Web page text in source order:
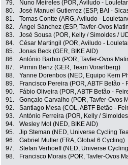
79.
Nuno Meireles (POR, Aviludo -
80.
José Manuel Gutierrez (ESP, BAI -
81.
Tomas Contte (ARG, Aviludo -
82.
Ángel Sánchez (ESP, Tavfer-Ovos
83.
José Sousa (POR, Kelly / Simoldes /
84.
César Martingil (POR, Aviludo -
85.
Jonas Beck (GER, BIKE AID)
86.
António Barbio (POR, Tavfer-Ovos
87.
Pirmin Benz (GER, Team Vorarlberg)
88.
Yanne Dorenbos (NED, Equipo Kern
89.
Francisco Pereira (POR, ABTF Betão -
90.
Fábio Oliveira (POR, ABTF Betão -
91.
Gonçalo Carvalho (POR, Tavfer-Ovos
92.
Santiago Mesa (COL, ABTF Betão -
93.
António Ferreira (POR, Kelly /
94.
Wesley Mol (NED, BIKE AID)
95.
Jip Steman (NED, Universe Cycling
96.
Gabriel Muller (FRA, Global 6 Cycling)
97.
Stefan Verhoeff (NED, Universe
98.
Francisco Morais (POR, Tavfer-Ovos